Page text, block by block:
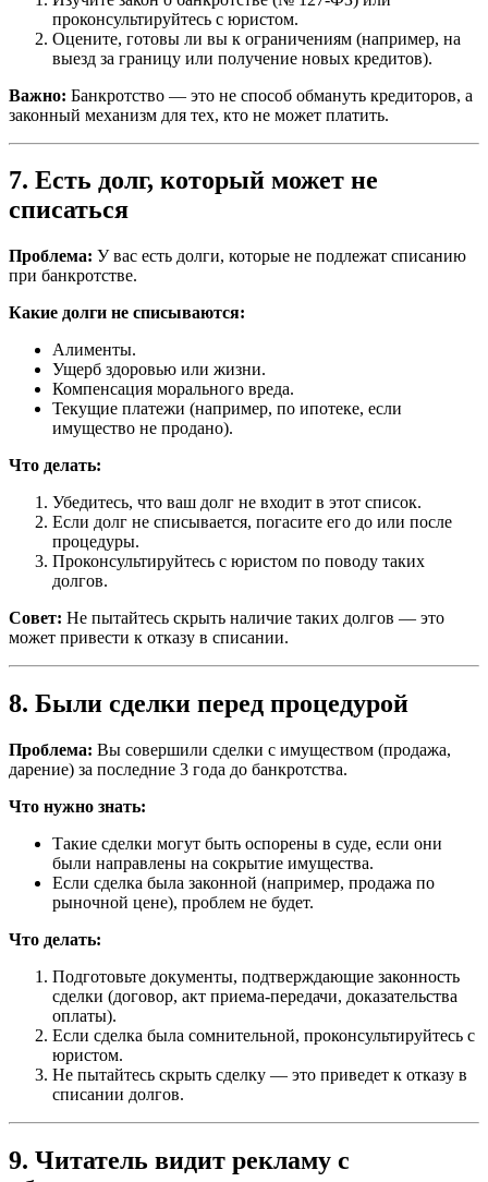
проконсультируйтесь с юристом.
Оцените, готовы ли вы к ограничениям (например, на
выезд за границу или получение новых кредитов).
Важно: Банкротство — это не способ обмануть кредиторов, а
законный механизм для тех, кто не может платить.
7. Есть долг, который может не
списаться
Проблема: У вас есть долги, которые не подлежат списанию
при банкротстве.
Какие долги не списываются:
Алименты.
Ущерб здоровью или жизни.
Компенсация морального вреда.
Текущие платежи (например, по ипотеке, если
имущество не продано).
Что делать:
Убедитесь, что ваш долг не входит в этот список.
Если долг не списывается, погасите его до или после
процедуры.
Проконсультируйтесь с юристом по поводу таких
долгов.
Совет: Не пытайтесь скрыть наличие таких долгов — это
может привести к отказу в списании.
8. Были сделки перед процедурой
Проблема: Вы совершили сделки с имуществом (продажа,
дарение) за последние 3 года до банкротства.
Что нужно знать:
Такие сделки могут быть оспорены в суде, если они
были направлены на сокрытие имущества.
Если сделка была законной (например, продажа по
рыночной цене), проблем не будет.
Что делать:
Подготовьте документы, подтверждающие законность
сделки (договор, акт приема-передачи, доказательства
оплаты).
Если сделка была сомнительной, проконсультируйтесь с
юристом.
Не пытайтесь скрыть сделку — это приведет к отказу в
списании долгов.
9. Читатель видит рекламу с